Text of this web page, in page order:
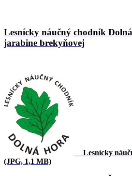
Lesnícky náučný chodník
jarabine brekyňovej
Lesnícky
(JPG, 1,1 MB)